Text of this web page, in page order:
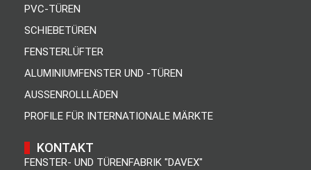
PVC-TÜREN
SCHIEBETÜREN
FENSTERLÜFTER
ALUMINIUMFENSTER UND -TÜREN
AUSSENROLLLÄDEN
PROFILE FÜR INTERNATIONALE MÄRKTE
KONTAKT
FENSTER- UND TÜRENFABRIK "DAVEX"